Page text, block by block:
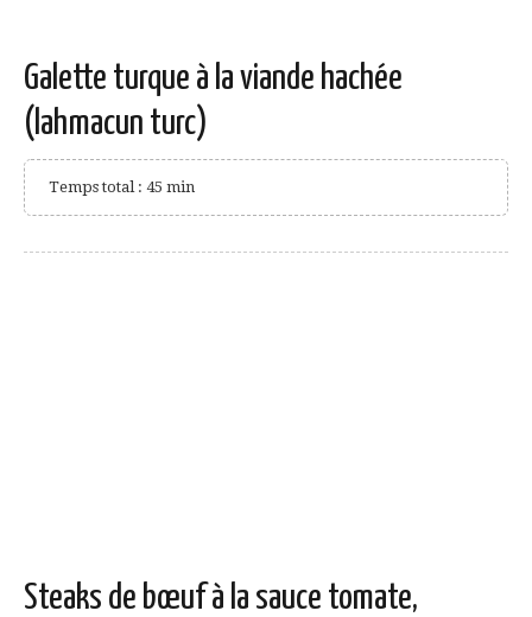
Galette turque à la viande hachée
(lahmacun turc)
Temps total : 45 min
Steaks de bœuf à la sauce tomate,